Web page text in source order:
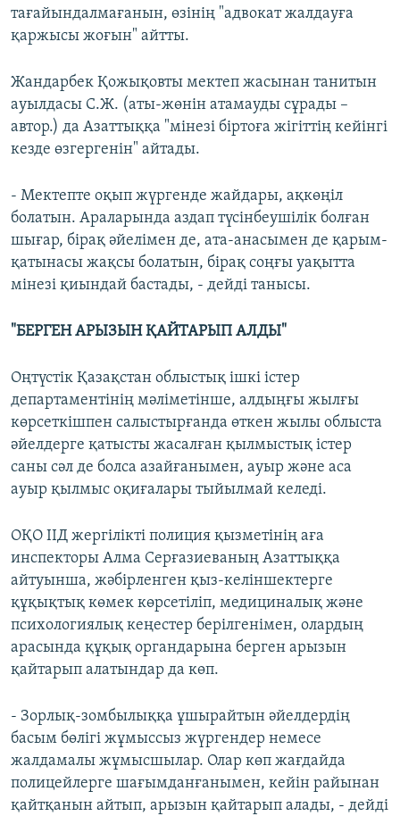
тағайындалмағанын, өзінің "адвокат жалдауға
қаржысы жоғын" айтты.
Жандарбек Қожықовты мектеп жасынан танитын
ауылдасы С.Ж. (аты-жөнін атамауды сұрады –
автор.) да Азаттыққа "мінезі біртоға жігіттің кейінгі
кезде өзгергенін" айтады.
- Мектепте оқып жүргенде жайдары, ақкөңіл
болатын. Араларында аздап түсінбеушілік болған
шығар, бірақ әйелімен де, ата-анасымен де қарым-
қатынасы жақсы болатын, бірақ соңғы уақытта
мінезі қиындай бастады, - дейді танысы.
"БЕРГЕН АРЫЗЫН ҚАЙТАРЫП АЛДЫ"
Оңтүстік Қазақстан облыстық ішкі істер
департаментінің мәліметінше, алдыңғы жылғы
көрсеткішпен салыстырғанда өткен жылы облыста
әйелдерге қатысты жасалған қылмыстық істер
саны сәл де болса азайғанымен, ауыр және аса
ауыр қылмыс оқиғалары тыйылмай келеді.
ОҚО ІІД жергілікті полиция қызметінің аға
инспекторы Алма Серғазиеваның Азаттыққа
айтуынша, жәбірленген қыз-келіншектерге
құқықтық көмек көрсетіліп, медициналық және
психологиялық кеңестер берілгенімен, олардың
арасында құқық органдарына берген арызын
қайтарып алатындар да көп.
- Зорлық-зомбылыққа ұшырайтын әйелдердің
басым бөлігі жұмыссыз жүргендер немесе
жалдамалы жұмысшылар. Олар көп жағдайда
полицейлерге шағымданғанымен, кейін райынан
қайтқанын айтып, арызын қайтарып алады, - дейді